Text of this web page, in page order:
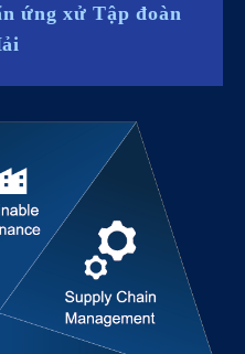
ứng xử Tập đoàn